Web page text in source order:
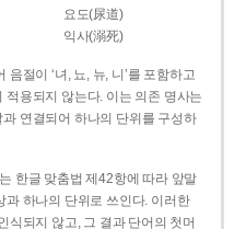
요도(尿道)
익사(溺死)
절이 ‘녀, 뇨, 뉴, 니’를 포함하고
용되지 않는다. 이는 의존 명사는
연결되어 하나의 단위를 구성하
한글 맞춤법 제42항에 따라 앞말
하나의 단위로 쓰인다. 이러한
식되지 않고, 그 결과 단어의 첫머